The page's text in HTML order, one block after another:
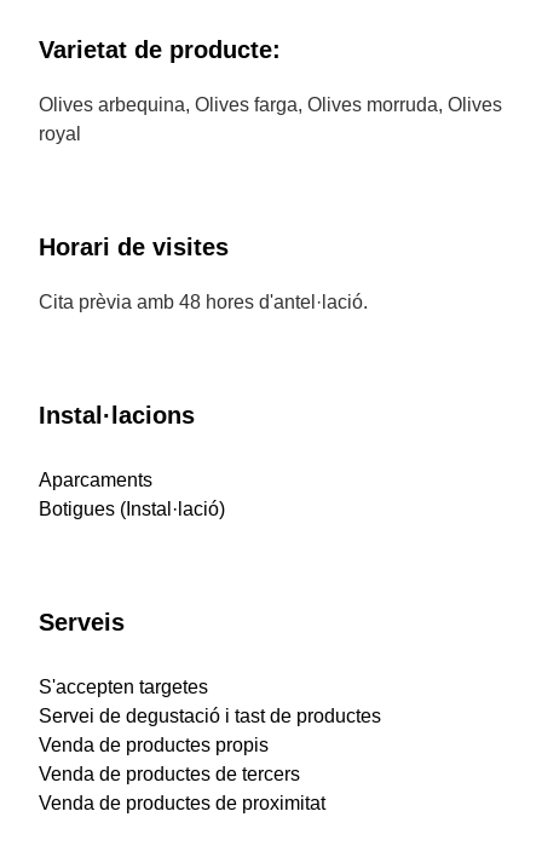
Varietat de producte:
Olives arbequina, Olives farga, Olives morruda, Olives
royal
Horari de visites
Cita prèvia amb 48 hores d'antel·lació.
Instal·lacions
Aparcaments
Botigues (Instal·lació)
Serveis
S'accepten targetes
Servei de degustació i tast de productes
Venda de productes propis
Venda de productes de tercers
Venda de productes de proximitat